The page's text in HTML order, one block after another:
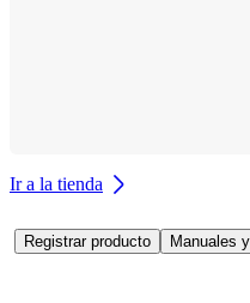
Ir a la tienda
Registrar producto Manuales